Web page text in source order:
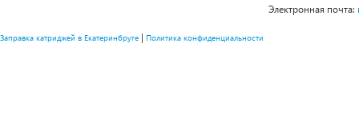
Электронная почта:
Заправка катриджей в Екатеринбруге | Политика конфиденциальности